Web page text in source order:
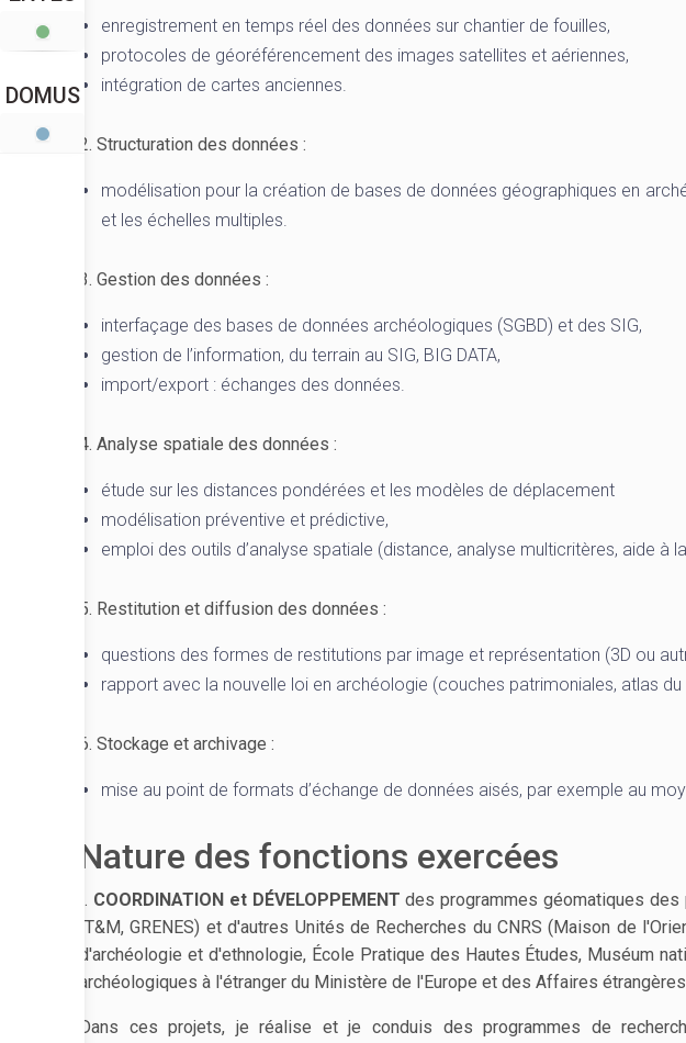
DOMUS
enregistrement en temps réel des données sur chantier de fouilles,
protocoles de géoréférencement des images satellites et aériennes,
intégration de cartes anciennes.
2. Structuration des données :
modélisation pour la création de bases de données géographiques en
et les échelles multiples.
3. Gestion des données :
interfaçage des bases de données archéologiques (SGBD) et des SIG,
gestion de l’information, du terrain au SIG, BIG DATA,
import/export : échanges des données.
4. Analyse spatiale des données :
étude sur les distances pondérées et les modèles de déplacement
modélisation préventive et prédictive,
emploi des outils d’analyse spatiale (distance, analyse multicritères, aide à
5. Restitution et diffusion des données :
questions des formes de restitutions par image et représentation (3D ou
rapport avec la nouvelle loi en archéologie (couches patrimoniales, atlas
6. Stockage et archivage :
mise au point de formats d’échange de données aisés, par exemple au
Nature des fonctions exercées
I. COORDINATION et DÉVELOPPEMENT des programmes géomatiques des
IT&M, GRENES) et d'autres Unités de Recherches du CNRS (Maison de
d'archéologie et d'ethnologie, École Pratique des Hautes Études, Muséum
archéologiques à l'étranger du Ministère de l'Europe et des Affaires étrangères
Dans ces projets, je réalise et je conduis des programmes de